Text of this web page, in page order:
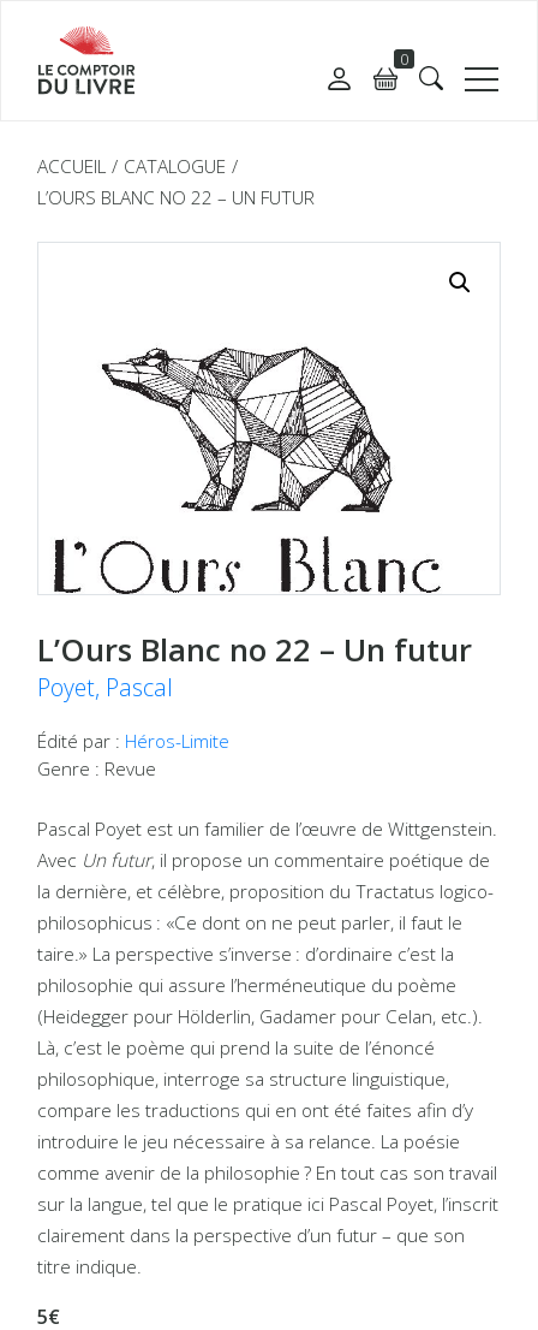
0
ACCUEIL
CATALOGUE
L’OURS BLANC NO 22 – UN FUTUR
L’Ours Blanc no 22 – Un futur
Poyet, Pascal
Édité par : Héros-Limite
Genre : Revue
Pascal Poyet est un familier de l’œuvre de Wittgenstein.
Avec Un futur, il propose un commentaire poétique de
la dernière, et célèbre, proposition du Tractatus logico-
philosophicus : «Ce dont on ne peut parler, il faut le
taire.» La perspective s’inverse : d’ordinaire c’est la
philosophie qui assure l’herméneutique du poème
(Heidegger pour Hölderlin, Gadamer pour Celan, etc.).
Là, c’est le poème qui prend la suite de l’énoncé
philosophique, interroge sa structure linguistique,
compare les traductions qui en ont été faites afin d’y
introduire le jeu nécessaire à sa relance. La poésie
comme avenir de la philosophie ? En tout cas son travail
sur la langue, tel que le pratique ici Pascal Poyet, l’inscrit
clairement dans la perspective d’un futur – que son
titre indique.
5€